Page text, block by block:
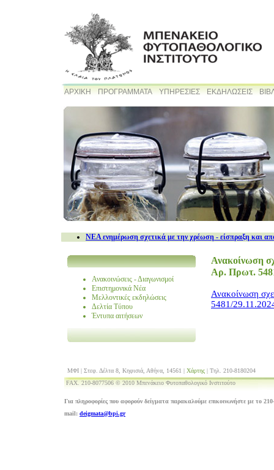
ΑΡΧΙΚΗ ΠΡΟΓΡΑΜΜΑΤΑ ΥΠΗΡΕΣΙΕΣ ΕΚΔΗΛΩΣΕΙΣ
NEA ενημέρωση σχετικά με την χρέωση - είσπραξη και
Ανακοινώσεις - Διαγωνισμοί
Επιστημονικά Νέα
Μελλοντικές εκδηλώσεις
Δελτία Τύπου
Έντυπα αιτήσεων
Ανακοίνωση
Αρ. Πρωτ.
Ανακοίνωση
5481/
ΜΦΙ | Στεφ. Δέλτα 8, Κηφισιά, Αθήνα, 14561 | Χάρτης | Τηλ. 210-8180204
FAX. 210-8077506 © 2010 Μπενάκειο Φυτοπαθολογικό Ινστιτούτο
Για πληροφορίες που αφορούν δείγματα παρακαλούμε επικοινωνήστε με το
mail: deigmata@bpi.gr